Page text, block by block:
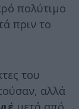
πολύτιμο
πριν το
του
αλλά